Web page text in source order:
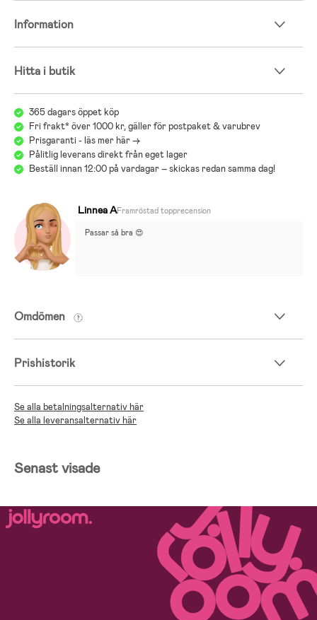
Information
Hitta i butik
365 dagars öppet köp
Fri frakt* över 1000 kr, gäller för postpaket & varubrev
Prisgaranti - läs mer här ->
Pålitlig leverans direkt från eget lager
Beställ innan 12:00 på vardagar – skickas redan samma dag!
Linnea AFramröstad topprecension
Passar så bra 😍
Omdömen
Prishistorik
Se alla betalningsalternativ här
Se alla leveransalternativ här
Senast visade